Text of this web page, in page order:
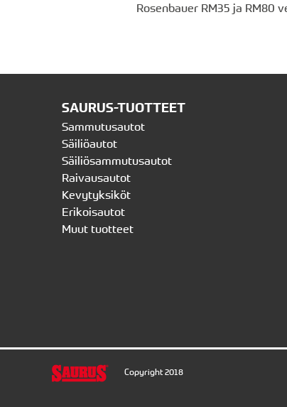
Rosenbauer RM35 ja RM80
SAURUS-TUOTTEET
Sammutusautot
Säiliöautot
Säiliösammutusautot
Raivausautot
Kevytyksiköt
Erikoisautot
Muut tuotteet
Copyright 2018